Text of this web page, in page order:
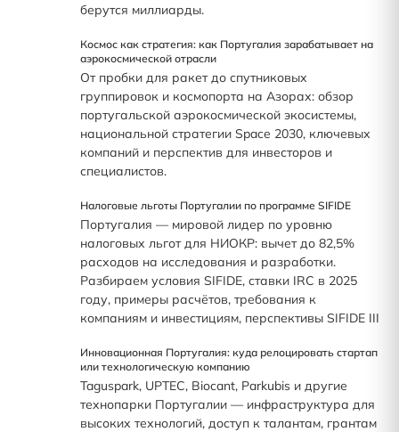
берутся миллиарды.
Космос как стратегия: как Португалия зарабатывает на
аэрокосмической отрасли
От пробки для ракет до спутниковых
группировок и космопорта на Азорах: обзор
португальской аэрокосмической экосистемы,
национальной стратегии Space 2030, ключевых
компаний и перспектив для инвесторов и
специалистов.
Налоговые льготы Португалии по программе SIFIDE
Португалия — мировой лидер по уровню
налоговых льгот для НИОКР: вычет до 82,5%
расходов на исследования и разработки.
Разбираем условия SIFIDE, ставки IRC в 2025
году, примеры расчётов, требования к
компаниям и инвестициям, перспективы SIFIDE III
Инновационная Португалия: куда релоцировать стартап
или технологическую компанию
Taguspark, UPTEC, Biocant, Parkubis и другие
технопарки Португалии — инфраструктура для
высоких технологий, доступ к талантам, грантам